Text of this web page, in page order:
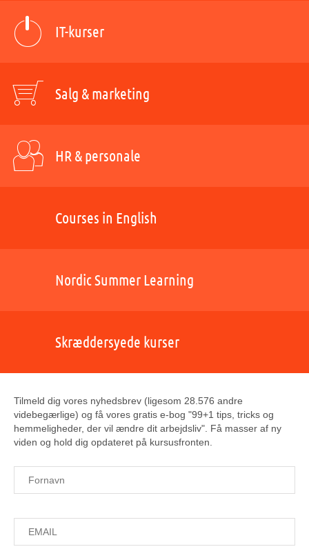
IT-kurser
Salg & marketing
HR & personale
Courses in English
Nordic Summer Learning
Skræddersyede kurser
Tilmeld dig vores nyhedsbrev (ligesom 28.576 andre
videbegærlige) og få vores gratis e-bog "99+1 tips, tricks og
hemmeligheder, der vil ændre dit arbejdsliv". Få masser af ny
viden og hold dig opdateret på kursusfronten.